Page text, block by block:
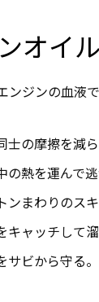
オイ
ジンの血液
士の摩擦を減
熱を運んで逃
ンまわりのスキ
キャッチして溜
サビから守る